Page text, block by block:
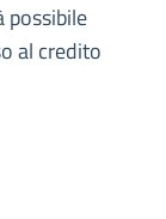
possibile
al credito